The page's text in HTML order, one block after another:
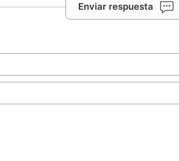
Enviar respuesta